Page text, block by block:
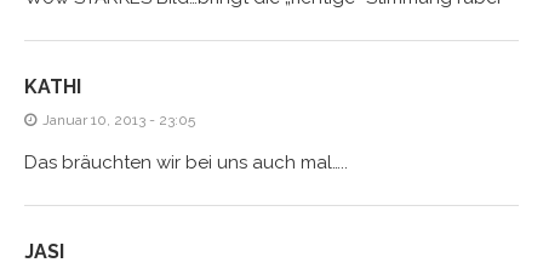
KATHI
Januar 10, 2013 - 23:05
Das bräuchten wir bei uns auch mal…..
JASI